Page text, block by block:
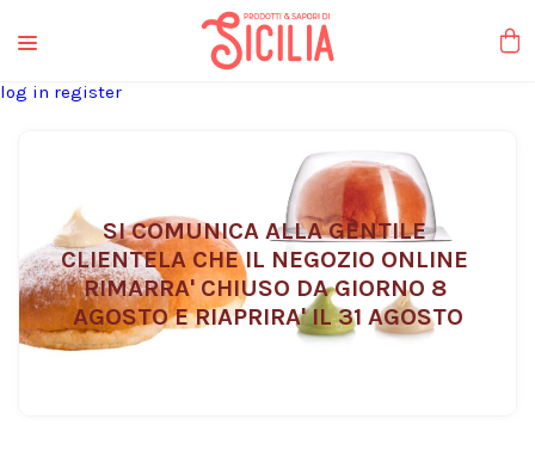
liquori tipici
log in register
SI COMUNICA ALLA GENTILE
CLIENTELA CHE IL NEGOZIO ONLINE
RIMARRA' CHIUSO DA GIORNO 8
AGOSTO E RIAPRIRA' IL 31 AGOSTO